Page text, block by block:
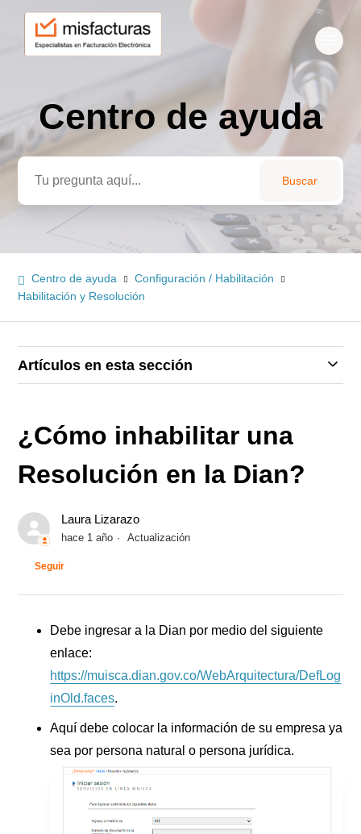
Búsqueda
Centro de ayuda
Centro de ayuda
Configuración / Habilitación
Habilitación y Resolución
Artículos en esta sección
¿Cómo inhabilitar una
Resolución en la Dian?
Laura Lizarazo
hace 1 año Actualización
Seguir
Debe ingresar a la Dian por medio del siguiente
enlace:
https://muisca.dian.gov.co/WebArquitectura/DefLog
inOld.faces.
Aquí debe colocar la información de su empresa ya
sea por persona natural o persona jurídica.